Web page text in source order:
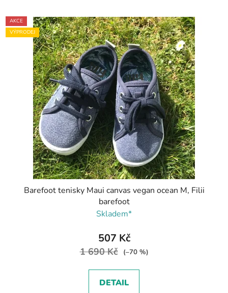
AKCE
VÝPRODEJ
Barefoot tenisky Maui canvas vegan ocean M, Filii
barefoot
Skladem*
507 Kč
1 690 Kč (–70 %)
DETAIL